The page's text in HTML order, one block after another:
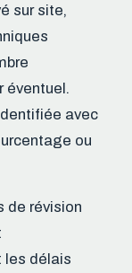
sur site,
éventuel.
avec
ou
de révision
les délais